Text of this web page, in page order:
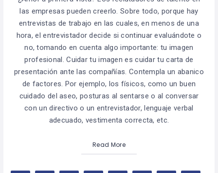
las empresas pueden creerlo. Sobre todo, porque hay
entrevistas de trabajo en las cuales, en menos de una
hora, el entrevistador decide si continuar evaluándote o
no, tomando en cuenta algo importante: tu imagen
profesional. Cuidar tu imagen es cuidar tu carta de
presentación ante las compañías. Contempla un abanico
de factores. Por ejemplo, los físicos, como un buen
cuidado del aseo, posturas al sentarse o al conversar
con un directivo o un entrevistador, lenguaje verbal
adecuado, vestimenta correcta, etc.
Read More